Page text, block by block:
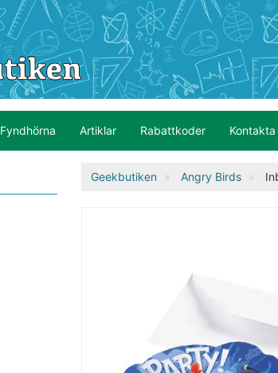
Fyndhörna Artiklar Rabattkoder Kontakta
Geekbutiken Angry Birds